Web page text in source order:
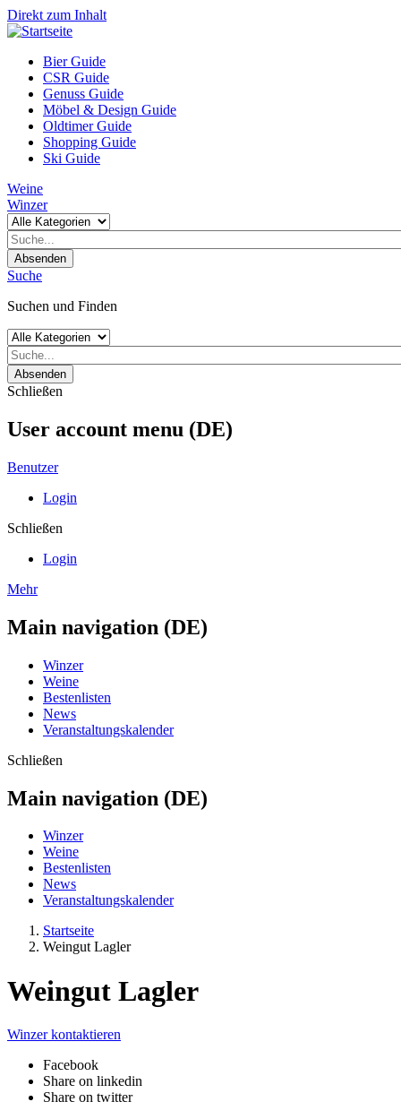
Direkt zum Inhalt
Bier Guide
CSR Guide
Genuss Guide
Möbel & Design Guide
Oldtimer Guide
Shopping Guide
Ski Guide
Weine
Winzer
Absenden
Suche
Suchen und Finden
Absenden
Schließen
User account menu (DE)
Benutzer
Login
Schließen
Login
Mehr
Main navigation (DE)
Winzer
Weine
Bestenlisten
News
Veranstaltungskalender
Schließen
Main navigation (DE)
Winzer
Weine
Bestenlisten
News
Veranstaltungskalender
Startseite
Weingut Lagler
Weingut Lagler
Winzer kontaktieren
Facebook
Share on linkedin
Share on twitter